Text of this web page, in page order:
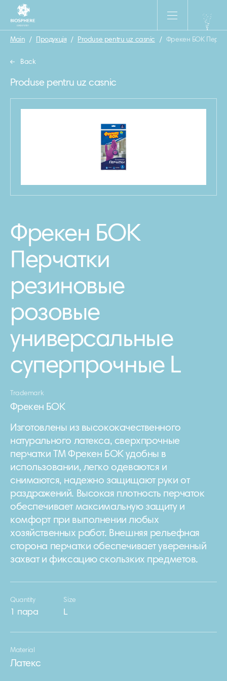
Main / Продукція / Produse pentru uz casnic / Фрекен БОК
Back
Produse pentru uz casnic
Фрекен БОК
Перчатки
резиновые
розовые
универсальные
суперпрочные L
Trademark
Фрекен БОК
Изготовлены из высококачественного
натурального латекса, сверхпрочные
перчатки ТМ Фрекен БОК удобны в
использовании, легко одеваются и
снимаются, надежно защищают руки от
раздражений. Высокая плотность перчаток
обеспечивает максимальную защиту и
комфорт при выполнении любых
хозяйственных работ. Внешняя рельефная
сторона перчатки обеспечивает уверенный
захват и фиксацию скользких предметов.
Quantity
1 пара
Size
L
Material
Латекс